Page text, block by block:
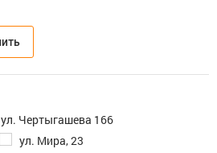
ул. Чертыгашева 166
ул. Мира, 23